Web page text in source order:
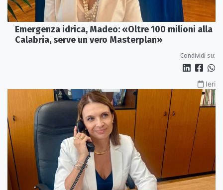
Emergenza idrica, Madeo: «Oltre 100 milioni alla
Calabria, serve un vero Masterplan»
Condividi su:
Ieri